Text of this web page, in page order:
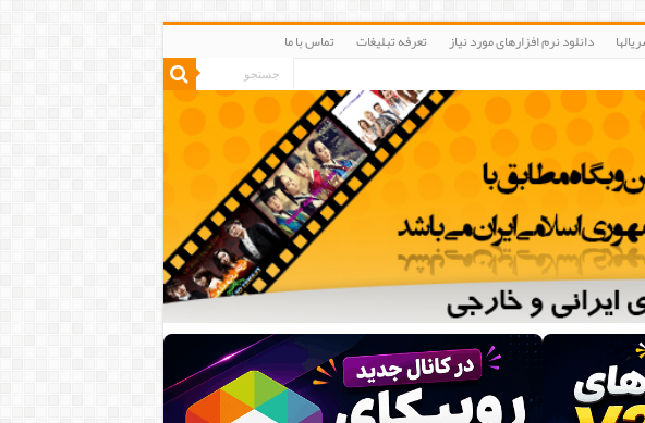
دانلود نرم افزارهای مورد نیاز تعرفه تبلیغات تماس با ما